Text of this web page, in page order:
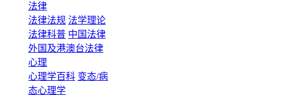
法律
法律法规 法学理论
法律科普 中国法律
外国及港澳台法律
心理
心理学百科 变态/病
态心理学